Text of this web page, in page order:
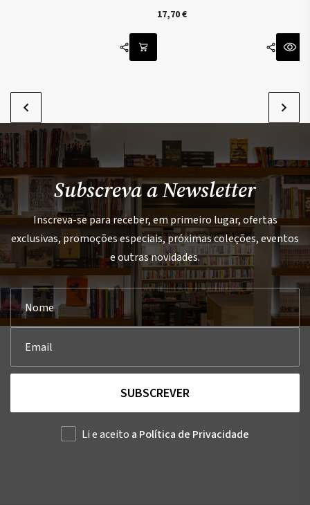
17,70€
Subscreva a Newsletter
Inscreva-se para receber, em primeiro lugar, ofertas
exclusivas, promoções especiais, próximas coleções, eventos
e outras novidades.
SUBSCREVER
Li e aceito a Política de Privacidade